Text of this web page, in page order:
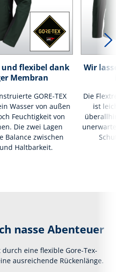
flexibel dank
Membran
GORE-TEX
Wasser von außen
Feuchtigkeit von
Die zwei Lagen
Balance zwischen
Haltbarkeit.
Wir
Die
ist
nasse Abenteuer
eine flexible Gore-Tex-
ausreichende Rückenlänge.